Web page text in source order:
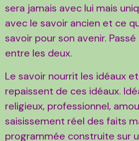
sera jamais avec lui mais
avec le savoir ancien et ce
savoir pour son avenir.
entre les deux.
Le savoir nourrit les idéaux
repaissent de ces idéaux.
religieux, professionnel,
saisissement réel des faits
programmée construite sur